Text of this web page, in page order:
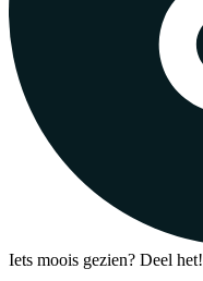
Iets moois gezien? Deel het!